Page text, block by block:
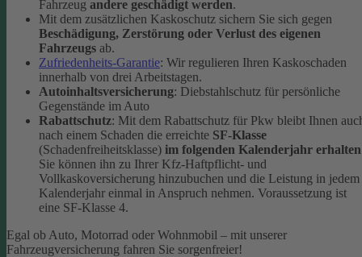
Fahrzeug andere geschädigt werden.
Mit dem zusätzlichen Kaskoschutz sichern Sie sich gegen
Beschädigung, Zerstörung oder Verlust des eigenen
Fahrzeugs ab.
Zufriedenheits-Garantie: Wir regulieren Ihren Kaskoschaden
innerhalb von drei Arbeitstagen.
Autoinhaltsversicherung: Diebstahlschutz für persönliche
Gegenstände im Auto
Rabattschutz: Mit dem Rabattschutz für Pkw bleibt Ihnen
nach einem Schaden die erreichte SF-Klasse
(Schadenfreiheitsklasse) im folgenden Kalenderjahr erhalten
Sie können ihn zu Ihrer Kfz-Haftpflicht- und
Vollkaskoversicherung hinzubuchen und die Leistung in jedem
Kalenderjahr einmal in Anspruch nehmen. Voraussetzung ist
eine SF-Klasse 4.
Egal ob Auto, Motorrad oder Wohnmobil – mit unserer
Fahrzeugversicherung fahren Sie sorgenfreier!